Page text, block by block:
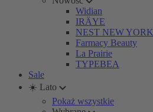
Widian
IRÄYE
NEST NEW YORK
Farmacy Beauty
La Prairie
TYPEBEA
Sale
☀️ Lato
Pokaż wszystkie